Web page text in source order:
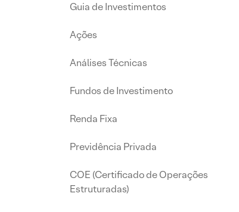
Guia de Investimentos
Ações
Análises Técnicas
Fundos de Investimento
Renda Fixa
Previdência Privada
COE (Certificado de Operações
Estruturadas)